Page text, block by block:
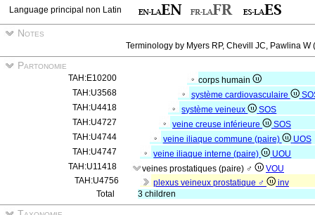
Language principal non Latin
Notes
Terminology by Myers RP, Chevill JC, Pawlina
Partonomie
TAH:E10200
corps humain
TAH:U3568
système cardiovasculaire
TAH:U4418
système veineux
SOS
TAH:U4727
veine creuse inférieure
SOS
TAH:U4744
veine iliaque commune (paire)
UOS
TAH:U4747
veine iliaque interne (paire)
UOU
TAH:U11418
veines prostatiques (paire) ♂
VOU
TAH:U4756
plexus veineux prostatique ♂
inv
Total
3 children